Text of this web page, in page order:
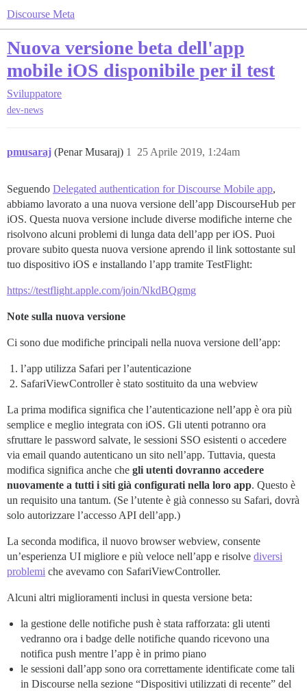
Discourse Meta
Nuova versione beta dell'app
mobile iOS disponibile per il test
Sviluppatore
dev-news
pmusaraj (Penar Musaraj) 25 Aprile 2019, 1:24am
1
Seguendo Delegated authentication for Discourse Mobile app,
abbiamo lavorato a una nuova versione dell’app DiscourseHub per
iOS. Questa nuova versione include diverse modifiche interne che
risolvono alcuni problemi di lunga data dell’app per iOS. Puoi
provare subito questa nuova versione aprendo il link sottostante sul
tuo dispositivo iOS e installando l’app tramite TestFlight:
https://testflight.apple.com/join/NkdBQgmg
Note sulla nuova versione
Ci sono due modifiche principali nella nuova versione dell’app:
l’app utilizza Safari per l’autenticazione
SafariViewController è stato sostituito da una webview
La prima modifica significa che l’autenticazione nell’app è ora più
semplice e meglio integrata con iOS. Gli utenti potranno ora
sfruttare le password salvate, le sessioni SSO esistenti o accedere
via email quando autenticano un sito nell’app. Tuttavia, questa
modifica significa anche che gli utenti dovranno accedere
nuovamente a tutti i siti già configurati nella loro app. Questo è
un requisito una tantum. (Se l’utente è già connesso su Safari, dovrà
solo autorizzare l’accesso API dell’app.)
La seconda modifica, il nuovo browser webview, consente
un’esperienza UI migliore e più veloce nell’app e risolve diversi
problemi che avevamo con SafariViewController.
Alcuni altri miglioramenti inclusi in questa versione beta:
la gestione delle notifiche push è stata rafforzata: gli utenti
vedranno ora i badge delle notifiche quando ricevono una
notifica push mentre l’app è in primo piano
le sessioni dall’app sono ora correttamente identificate come tali
in Discourse nella sezione “Dispositivi utilizzati di recente” del